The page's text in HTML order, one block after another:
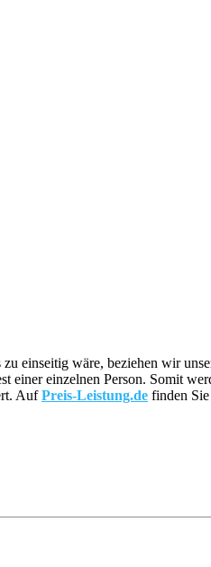
einseitig wäre, beziehen wir
einer einzelnen Person. Somit
AufPreis-Leistung.de finden